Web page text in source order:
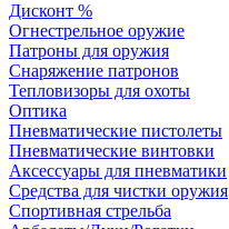
Дисконт %
Огнестрельное оружие
Патроны для оружия
Снаряжение патронов
Тепловизоры для охоты
Оптика
Пневматические пистолеты
Пневматические винтовки
Аксессуары для пневматики
Средства для чистки оружия
Спортивная стрельба